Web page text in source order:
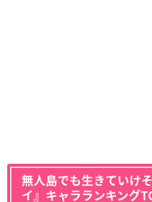
無人島でも生きていけ
イ』キャラランキング